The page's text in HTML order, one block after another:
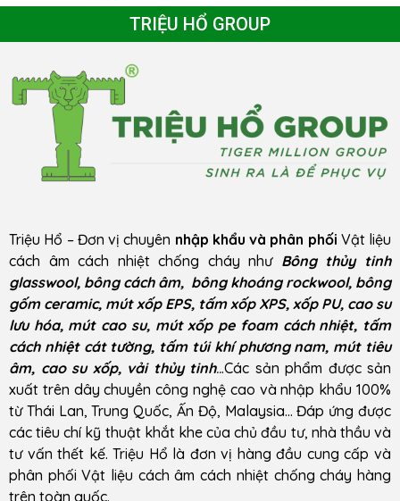
TRIỆU HỔ GROUP
Triệu Hổ – Đơn vị chuyên nhập khẩu và phân phối Vật liệu
cách âm cách nhiệt chống cháy như Bông thủy tinh
glasswool, bông cách âm, bông khoáng rockwool, bông
gốm ceramic, mút xốp EPS, tấm xốp XPS, xốp PU, cao su
lưu hóa, mút cao su, mút xốp pe foam cách nhiệt, tấm
cách nhiệt cát tường, tấm túi khí phương nam, mút tiêu
âm, cao su xốp, vải thủy tinh...Các sản phẩm được sản
xuất trên dây chuyền công nghệ cao và nhập khẩu 100%
từ Thái Lan, Trung Quốc, Ấn Độ, Malaysia… Đáp ứng được
các tiêu chí kỹ thuật khắt khe của chủ đầu tư, nhà thầu và
tư vấn thết kế. Triệu Hổ là đơn vị hàng đầu cung cấp và
phân phối Vật liệu cách âm cách nhiệt chống cháy hàng
trên toàn quốc.